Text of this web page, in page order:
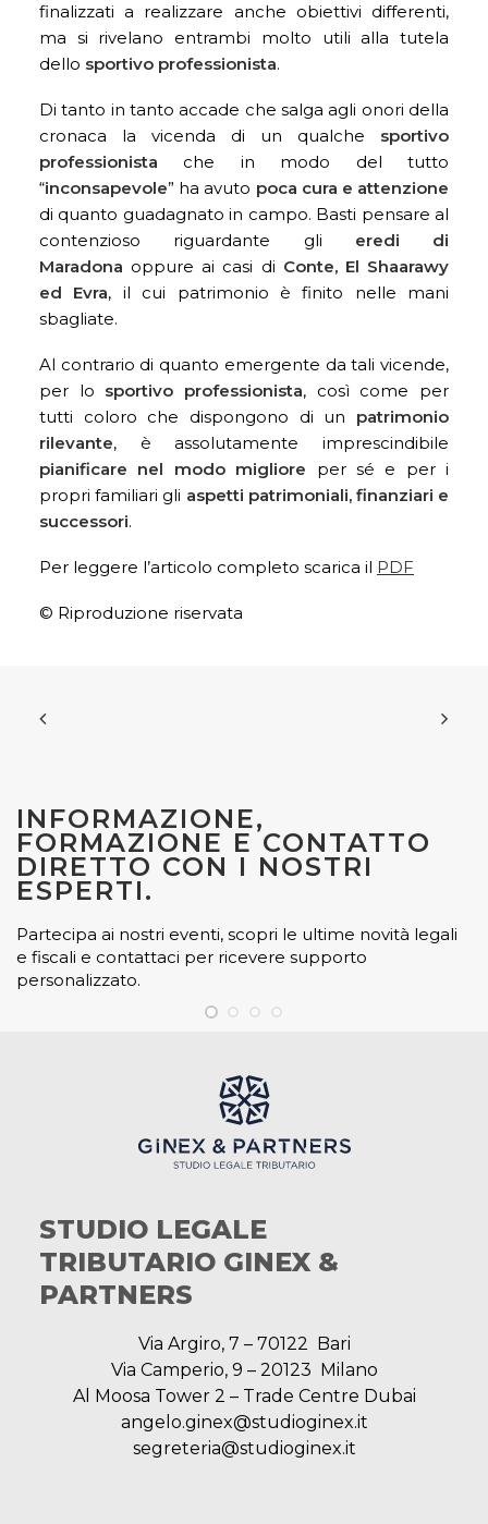
finalizzati a realizzare anche obiettivi differenti,
ma si rivelano entrambi molto utili alla tutela
dello sportivo professionista.
Di tanto in tanto accade che salga agli onori della
cronaca la vicenda di un qualche sportivo
professionista che in modo del tutto
“inconsapevole” ha avuto poca cura e attenzione
di quanto guadagnato in campo. Basti pensare al
contenzioso riguardante gli eredi di
Maradona oppure ai casi di Conte, El Shaarawy
ed Evra, il cui patrimonio è finito nelle mani
sbagliate.
Al contrario di quanto emergente da tali vicende,
per lo sportivo professionista, così come per
tutti coloro che dispongono di un patrimonio
rilevante, è assolutamente imprescindibile
pianificare nel modo migliore per sé e per i
propri familiari gli aspetti patrimoniali, finanziari e
successori.
Per leggere l’articolo completo scarica il PDF
© Riproduzione riservata
INFORMAZIONE,
FORMAZIONE E CONTATTO
DIRETTO CON I NOSTRI
ESPERTI.
Partecipa ai nostri eventi, scopri le ultime novità legali
e fiscali e contattaci per ricevere supporto
personalizzato.
STUDIO LEGALE
TRIBUTARIO GINEX &
PARTNERS
Via Argiro, 7 – 70122 Bari
Via Camperio, 9 – 20123 Milano
Al Moosa Tower 2 – Trade Centre Dubai
angelo.ginex@studioginex.it
segreteria@studioginex.it